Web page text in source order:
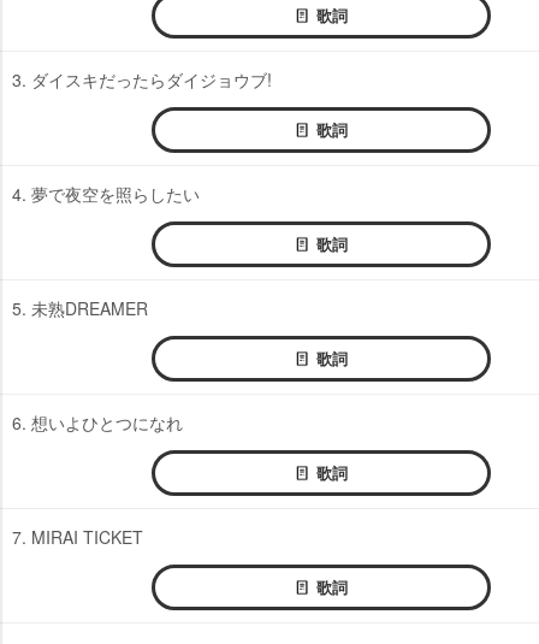
歌詞
3. ダイスキだったらダイジョウブ!
歌詞
4. 夢で夜空を照らしたい
歌詞
5. 未熟DREAMER
歌詞
6. 想いよひとつになれ
歌詞
7. MIRAI TICKET
歌詞